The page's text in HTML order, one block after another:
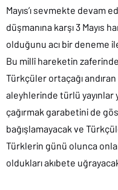
Mayıs’ı sevmekte devam
düşmanına karşı 3 Mayıs
olduğunu acı bir deneme
Bu millî hareketin
Türkçüler ortaçağı
aleyhlerinde türlü yayınlar
çağırmak garabetini de
bağışlamayacak ve
Türklerin günü olunca
oldukları akıbete